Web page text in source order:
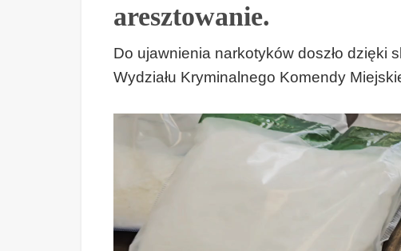
aresztowanie.
Do ujawnienia narkotyków doszło dzięki
Wydziału Kryminalnego Komendy